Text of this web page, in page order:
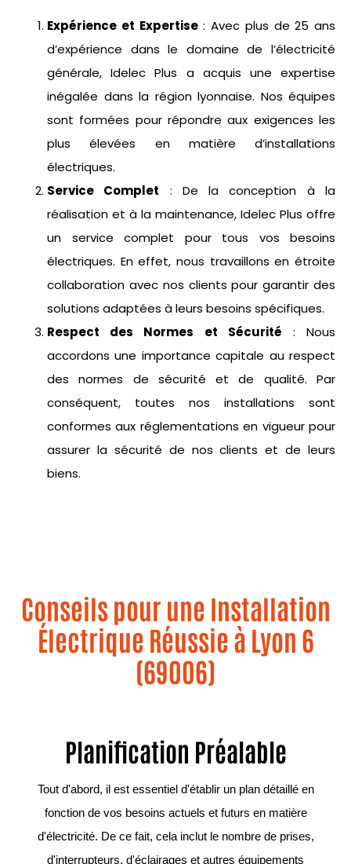
Expérience et Expertise: Avec plus de 25 ans
d’expérience dans le domaine de l’électricité
générale, Idelec Plus a acquis une expertise
inégalée dans la région lyonnaise. Nos équipes
sont formées pour répondre aux exigences les
plus élevées en matière d’installations
électriques.
Service Complet : De la conception à la
réalisation et à la maintenance, Idelec Plus offre
un service complet pour tous vos besoins
électriques. En effet, nous travaillons en étroite
collaboration avec nos clients pour garantir des
solutions adaptées à leurs besoins spécifiques.
Respect des Normes et Sécurité : Nous
accordons une importance capitale au respect
des normes de sécurité et de qualité. Par
conséquent, toutes nos installations sont
conformes aux réglementations en vigueur pour
assurer la sécurité de nos clients et de leurs
biens.
Conseils pour une Installation
Électrique Réussie à Lyon 6
(69006)
Planification Préalable
Tout d'abord, il est essentiel d'établir un plan détaillé en
fonction de vos besoins actuels et futurs en matière
d'électricité. De ce fait, cela inclut le nombre de prises,
d'interrupteurs, d'éclairages et autres équipements